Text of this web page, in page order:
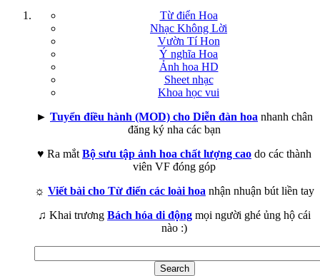
Từ điển Hoa
Nhạc Không Lời
Vườn Tí Hon
Ý nghĩa Hoa
Ảnh hoa HD
Sheet nhạc
Khoa học vui
► Tuyển điều hành (MOD) cho Diễn đàn hoa nhanh chân
đăng ký nha các bạn
♥ Ra mắt Bộ sưu tập ảnh hoa chất lượng cao do các thành
viên VF đóng góp
☼ Viết bài cho Từ điển các loài hoa nhận nhuận bút liền tay
♫ Khai trương Bách hóa di động mọi người ghé ủng hộ cái
nào :)